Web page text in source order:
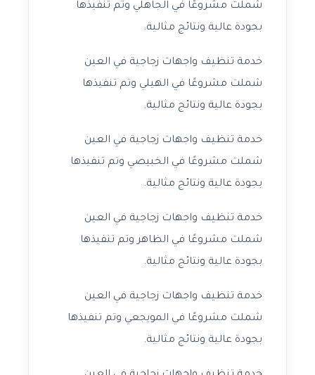
شملت مشروعًا في الجاهلي وتم تنفيذها
بجودة عالية ونتائج مثالية.
خدمة تنظيف واجهات زجاجية في العين
شملت مشروعًا في الهيلي وتم تنفيذها
بجودة عالية ونتائج مثالية.
خدمة تنظيف واجهات زجاجية في العين
شملت مشروعًا في الخبيصي وتم تنفيذها
بجودة عالية ونتائج مثالية.
خدمة تنظيف واجهات زجاجية في العين
شملت مشروعًا في الظاهر وتم تنفيذها
بجودة عالية ونتائج مثالية.
خدمة تنظيف واجهات زجاجية في العين
شملت مشروعًا في المويجعي وتم تنفيذها
بجودة عالية ونتائج مثالية.